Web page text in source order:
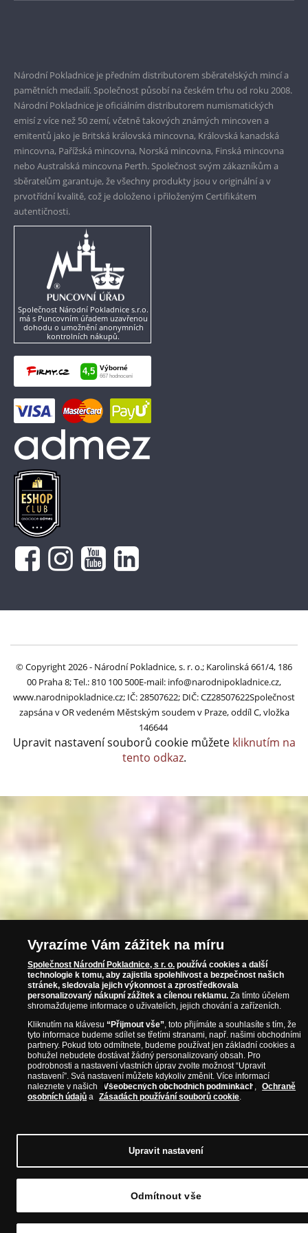
Garance nejvyšší kvality
Pouze originální produkty
Národní Pokladnice je předním distributorem sběratelských mincí a
pamětních medailí. Společnost působí na českém trhu od roku 2008.
Národní Pokladnice je oficiálním distributorem numismatických
emisí z více než 50 zemí, včetně takových známých mincoven a
emitentů jako je Britská královská mincovna, Královská kanadská
mincovna, Pařížská mincovna, Norská mincovna, Finská mincovna
nebo Australská mincovna Perth. Společnost svým zákazníkům a
sběratelům garantuje, že všechny produkty jsou v originální a v
prvotřídní kvalitě, což je doloženo i přiloženým Certifikátem
autentičnosti.
Společnost Národní Pokladnice s.r.o.
má s Puncovním úřadem uzavřenou
dohodu o umožnění anonymních
kontrolních nákupů.
© Copyright 2026 - Národní Pokladnice, s. r. o.; Karolinská 661/4, 186
00 Praha 8; Tel.: 810 100 500E-mail: info@narodnipokladnice.cz,
www.narodnipokladnice.cz; IČ: 28507622; DIČ: CZ28507622Společnost
zapsána v OR vedeném Městským soudem v Praze, oddíl C, vložka
146644
Upravit nastavení souborů cookie můžete kliknutím na
tento odkaz.
Vyrazíme Vám zážitek na míru
Společnost Národní Pokladnice, s r. o. používá cookies a další
technologie k tomu, aby zajistila spolehlivost a bezpečnost našich
stránek, sledovala jejich výkonnost a zprostředkovala
personalizovaný nákupní zážitek a cílenou reklamu. Za tímto účelem
shromažďujeme informace o uživatelích, jejich chování a zařízeních.
Kliknutím na klávesu“Přijmout vše”, toto přijímáte a souhlasíte s tím, že
tyto informace budeme sdílet se třetími stranami, např. našimi obchodními
partnery. Pokud toto odmítnete, budeme používat jen základní cookies a
bohužel nebudete dostávat žádný personalizovaný obsah. Pro
podrobnosti a nastavení vlastních úprav zvolte možnost “Upravit
nastavení”. Svá nastavení můžete kdykoliv změnit. Více informací
naleznete v našich
Všeobecných obchodních podmínkách , Ochraně
osobních údajů a Zásadách používání souborů cookie.
Upravit nastavení
Odmítnout vše